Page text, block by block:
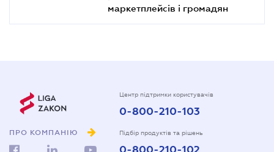
маркетплейсів і громадян
ПРО КОМПАНІЮ
Центр підтримки користувачів
0-800-210-103
Підбір продуктів та рішень
0-800-210-102